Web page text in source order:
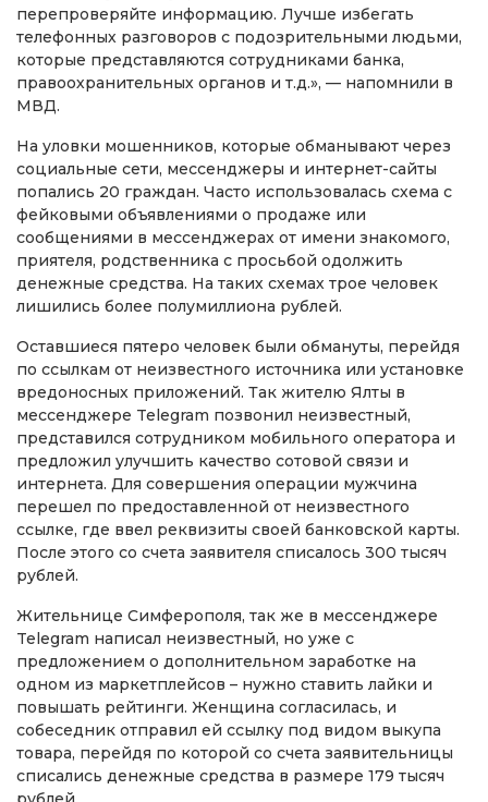
перепроверяйте информацию. Лучше избегать
телефонных разговоров с подозрительными людьми,
которые представляются сотрудниками банка,
правоохранительных органов и т.д.», — напомнили в
МВД.
На уловки мошенников, которые обманывают через
социальные сети, мессенджеры и интернет-сайты
попались 20 граждан. Часто использовалась схема с
фейковыми объявлениями о продаже или
сообщениями в мессенджерах от имени знакомого,
приятеля, родственника с просьбой одолжить
денежные средства. На таких схемах трое человек
лишились более полумиллиона рублей.
Оставшиеся пятеро человек были обмануты, перейдя
по ссылкам от неизвестного источника или установке
вредоносных приложений. Так жителю Ялты в
мессенджере Telegram позвонил неизвестный,
представился сотрудником мобильного оператора и
предложил улучшить качество сотовой связи и
интернета. Для совершения операции мужчина
перешел по предоставленной от неизвестного
ссылке, где ввел реквизиты своей банковской карты.
После этого со счета заявителя списалось 300 тысяч
рублей.
Жительнице Симферополя, так же в мессенджере
Telegram написал неизвестный, но уже с
предложением о дополнительном заработке на
одном из маркетплейсов – нужно ставить лайки и
повышать рейтинги. Женщина согласилась, и
собеседник отправил ей ссылку под видом выкупа
товара, перейдя по которой со счета заявительницы
списались денежные средства в размере 179 тысяч